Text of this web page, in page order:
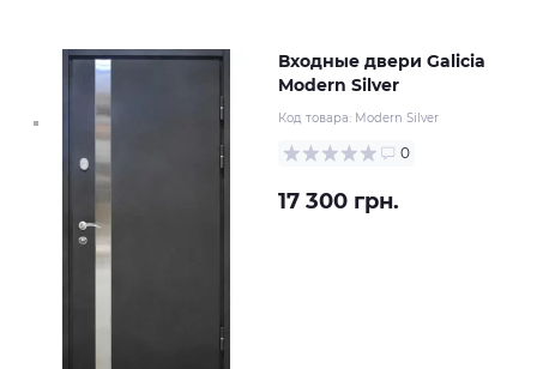
Входные двери Galicia
Modern Silver
Код товара: Modern Silver
0
17 300 грн.